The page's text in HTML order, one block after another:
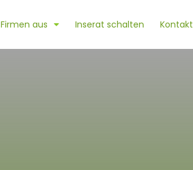
Firmen aus Inserat schalten Kontakt